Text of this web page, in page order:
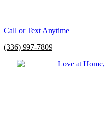
Call or Text Anytime
(336) 997-7809